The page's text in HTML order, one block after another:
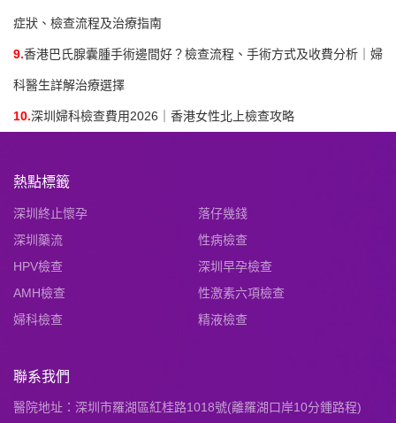
症狀、檢查流程及治療指南
9.香港巴氏腺囊腫手術邊間好？檢查流程、手術方式及收費分析｜婦
科醫生詳解治療選擇
10.深圳婦科檢查費用2026｜香港女性北上檢查攻略
熱點標籤
深圳終止懷孕
落仔幾錢
深圳藥流
性病檢查
HPV檢查
深圳早孕檢查
AMH檢查
性激素六項檢查
婦科檢查
精液檢查
聯系我們
醫院地址：深圳市羅湖區紅桂路1018號(離羅湖口岸10分鍾路程)